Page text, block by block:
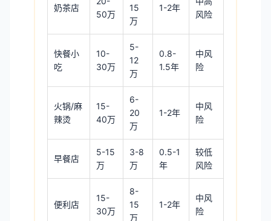
奶茶店
50万
15
万
1-2年
风险
快餐小
吃
10-
30万
5-
12
万
0.8-
1.5年
中风
险
火锅/麻
辣烫
15-
40万
6-
20
万
1-2年
中风
险
早餐店
5-15
万
3-8
万
0.5-1
年
较低
风险
便利店
15-
30万
8-
15
万
1-2年
中风
险